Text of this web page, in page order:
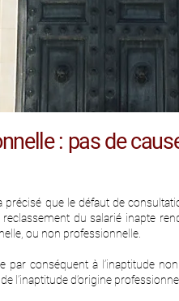
: pas de
que le défaut de
du salarié inapte
ou non professionnelle.
par conséquent à l’inaptitude
l’inaptitude d’origine